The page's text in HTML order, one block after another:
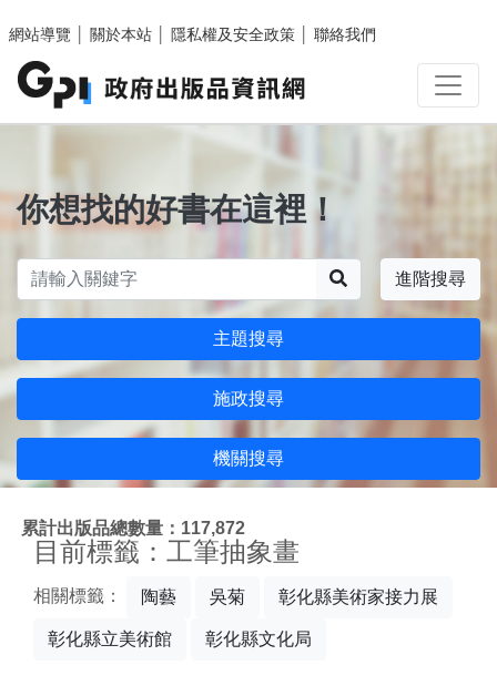
網站導覽
關於本站 隱私權及安全政策 聯絡我們
你想找的好書在這裡！
進階搜尋
主題搜尋
施政搜尋
機關搜尋
累計出版品總數量：117,872
目前標籤：工筆抽象畫
相關標籤： 陶藝 吳菊 彰化縣美術家接力展
彰化縣立美術館 彰化縣文化局